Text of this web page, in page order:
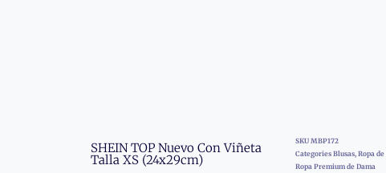
SHEIN TOP Nuevo Con Viñeta
Talla XS (24x29cm)
SKU MBP172
Categories Blusas, Ropa de
Ropa Premium de Dama